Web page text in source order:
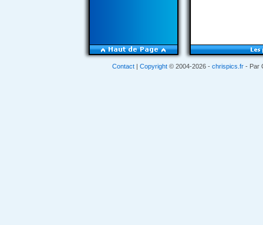
Contact Copyright © 2004-2026 - chrispics.fr - Par